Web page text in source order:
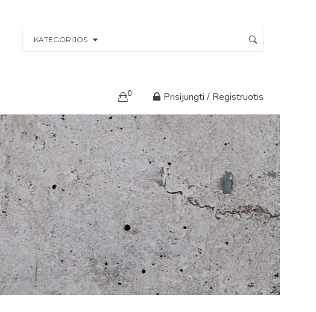
KATEGORIJOS
0 Prisijungti / Registruotis